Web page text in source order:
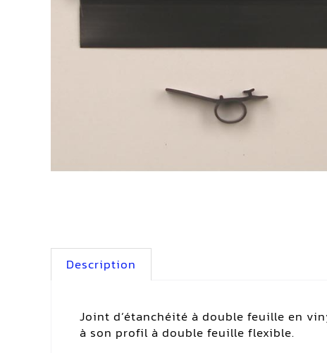
Description
Joint d’étanchéité à double feuille en
à son profil à double feuille flexible.